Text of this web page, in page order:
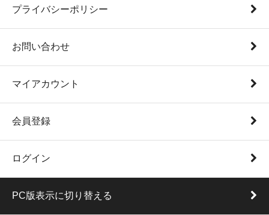
プライバシーポリシー
お問い合わせ
マイアカウント
会員登録
ログイン
PC版表示に切り替える